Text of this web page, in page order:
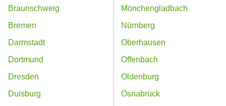
Braunschweig
Bremen
Darmstadt
Dortmund
Dresden
Duisburg
Mönchengladbach
Nürnberg
Oberhausen
Offenbach
Oldenburg
Osnabrück